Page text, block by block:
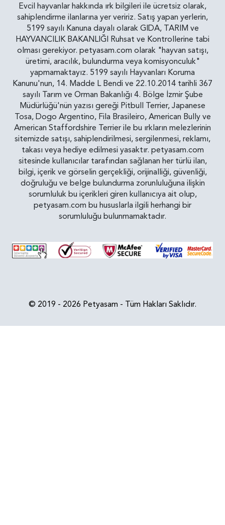
Evcil hayvanlar hakkında ırk bilgileri ile ücretsiz olarak,
sahiplendirme ilanlarına yer veririz. Satış yapan yerlerin,
5199 sayılı Kanuna dayalı olarak GIDA, TARIM ve
HAYVANCILIK BAKANLIĞI Ruhsat ve Kontrollerine tabi
olması gerekiyor. petyasam.com olarak "hayvan satışı,
üretimi, aracılık, bulundurma veya komisyonculuk"
yapmamaktayız. 5199 sayılı Hayvanları Koruma
Kanunu'nun, 14. Madde L Bendi ve 22.10.2014 tarihli 367
sayılı Tarım ve Orman Bakanlığı 4. Bölge İzmir Şube
Müdürlüğü'nün yazısı gereği Pitbull Terrier, Japanese
Tosa, Dogo Argentino, Fila Brasileiro, American Bully ve
American Staffordshire Terrier ile bu ırkların melezlerinin
sitemizde satışı, sahiplendirilmesi, sergilenmesi, reklamı,
takası veya hediye edilmesi yasaktır. petyasam.com
sitesinde kullanıcılar tarafından sağlanan her türlü ilan,
bilgi, içerik ve görselin gerçekliği, orijinalliği, güvenliği,
doğruluğu ve belge bulundurma zorunluluğuna ilişkin
sorumluluk bu içerikleri giren kullanıcıya ait olup,
petyasam.com bu hususlarla ilgili herhangi bir
sorumluluğu bulunmamaktadır.
© 2019 - 2026 Petyasam - Tüm Hakları Saklıdır.